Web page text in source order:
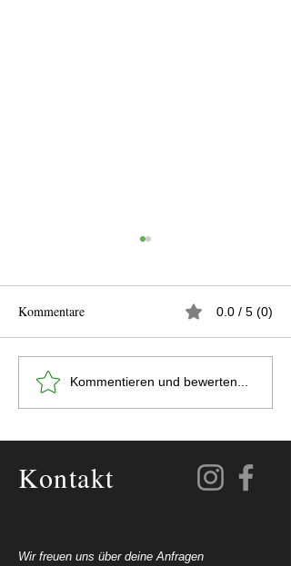
3. Form: Do-San (Classic
Taekwondo)
Kommentare 0.0 / 5 (0)
Kommentieren und bewerten...
Kontakt
Wir freuen uns über deine Anfragen